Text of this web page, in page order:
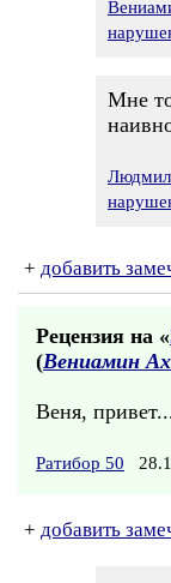
Мне
+ добавить
Рецензия на «
(Вениамин
Веня,
Ратибор 50
+ добавить